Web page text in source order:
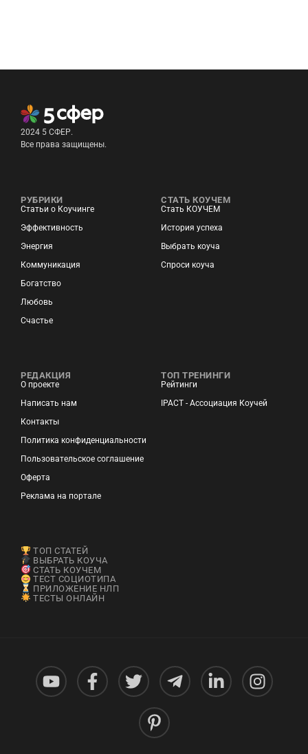
2024 5 СФЕР.
Все права защищены.
РУБРИКИ
Статьи о Коучинге
Эффективность
Энергия
Коммуникация
Богатство
Любовь
Счастье
СТАТЬ КОУЧЕМ
Стать КОУЧЕМ
История успеха
Выбрать коуча
Спроси коуча
РЕДАКЦИЯ
О проекте
Написать нам
Контакты
Политика конфиденциальности
Пользовательское соглашение
Оферта
Реклама на портале
ТОП ТРЕНИНГИ
Рейтинги
IPACT - Ассоциация Коучей
ТОП СТАТЕЙ
ВЫБРАТЬ КОУЧА
СТАТЬ КОУЧЕМ
ТЕСТ СОЦИОТИПА
ПРИЛОЖЕНИЕ НЛП
ТЕСТЫ ОНЛАЙН